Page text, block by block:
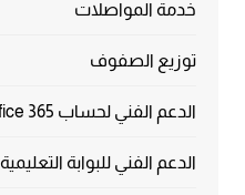
خدمة المواصلات
توزيع الصفوف
الدعم الفني لحساب Office 365
الدعم الفني للبوابة التعليمية